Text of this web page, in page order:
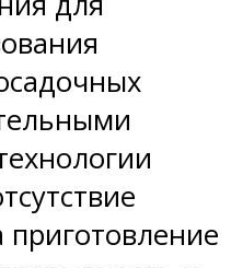
приготовление